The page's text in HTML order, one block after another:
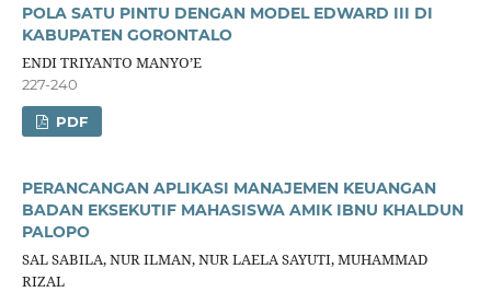
POLA SATU PINTU DENGAN MODEL EDWARD III DI
KABUPATEN GORONTALO
ENDI TRIYANTO MANYO’E
227-240
PDF
PERANCANGAN APLIKASI MANAJEMEN KEUANGAN
BADAN EKSEKUTIF MAHASISWA AMIK IBNU KHALDUN
PALOPO
SAL SABILA, NUR ILMAN, NUR LAELA SAYUTI, MUHAMMAD
RIZAL